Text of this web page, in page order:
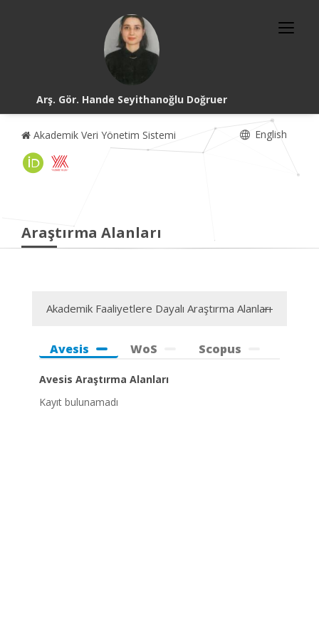
Arş. Gör. Hande Seyithanoğlu Doğruer
Akademik Veri Yönetim Sistemi English
Araştırma Alanları
Akademik Faaliyetlere Dayalı Araştırma Alanları
Avesis WoS Scopus
Avesis Araştırma Alanları
Kayıt bulunamadı